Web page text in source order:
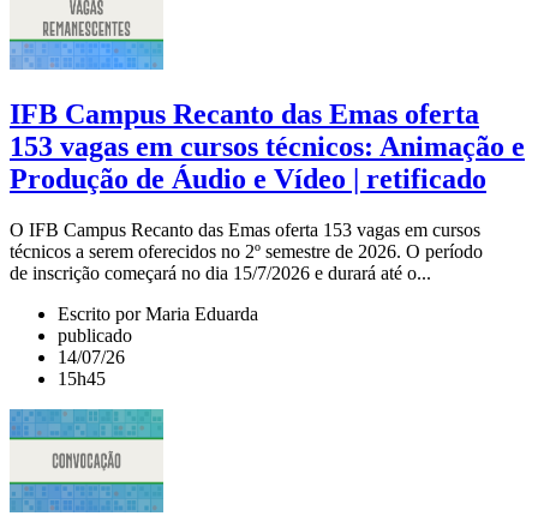
IFB Campus Recanto das Emas oferta
153 vagas em cursos técnicos: Animação e
Produção de Áudio e Vídeo | retificado
O IFB Campus Recanto das Emas oferta 153 vagas em cursos
técnicos a serem oferecidos no 2º semestre de 2026. O período
de inscrição começará no dia 15/7/2026 e durará até o...
Escrito por Maria Eduarda
publicado
14/07/26
15h45